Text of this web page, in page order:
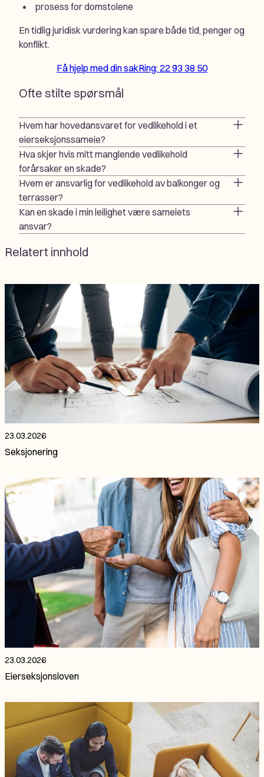
prosess for domstolene
En tidlig juridisk vurdering kan spare både tid, penger og
konflikt.
Få hjelp med din sakRing: 22 93 38 50
Ofte stilte spørsmål
Hvem har hovedansvaret for vedlikehold i et
eierseksjonssameie?
Hva skjer hvis mitt manglende vedlikehold
forårsaker en skade?
Hvem er ansvarlig for vedlikehold av balkonger og
terrasser?
Kan en skade i min leilighet være sameiets
ansvar?
Relatert innhold
23.03.2026
Seksjonering
23.03.2026
Eierseksjonsloven